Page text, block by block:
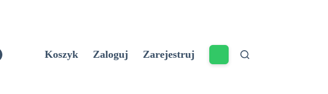
Koszyk Zaloguj Zarejestruj